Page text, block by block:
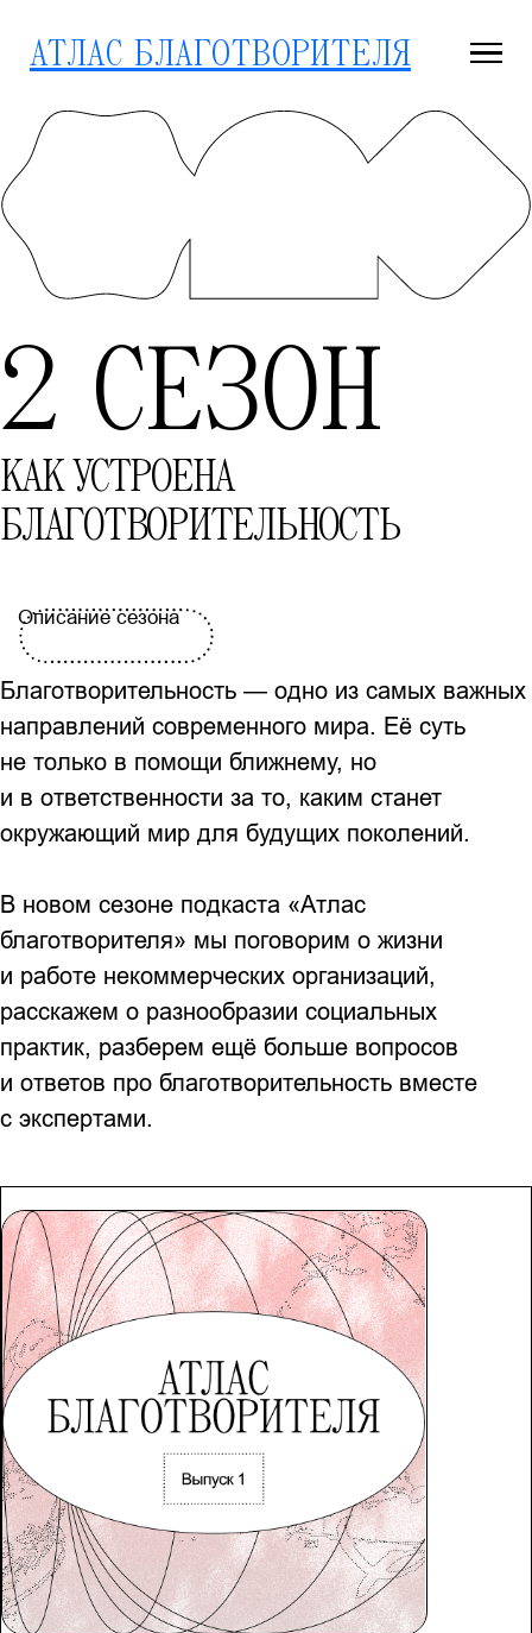
АТЛАС БЛАГОТВОРИТЕЛЯ
2 СЕЗОН
КАК УСТРОЕНА
БЛАГОТВОРИТЕЛЬНОСТЬ
Описание сезона
Благотворительность — одно из самых важных
направлений современного мира. Её суть
не только в помощи ближнему, но
и в ответственности за то, каким станет
окружающий мир для будущих поколений.
В новом сезоне подкаста «Атлас
благотворителя» мы поговорим о жизни
и работе некоммерческих организаций,
расскажем о разнообразии социальных
практик, разберем ещё больше вопросов
и ответов про благотворительность вместе
с экспертами.